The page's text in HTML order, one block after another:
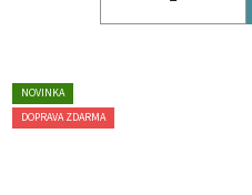
NOVINKA
DOPRAVA ZDARMA